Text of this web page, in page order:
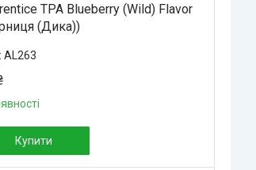
TPA Blueberry (Wild) Flavor
(Дика))
AL263
Купити